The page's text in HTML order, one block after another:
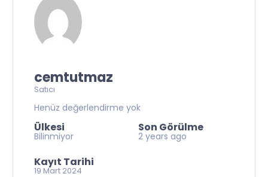
cemtutmaz
Satıcı
Henüz değerlendirme yok
Ülkesi
Bilinmiyor
Son Görülme
2 years ago
Kayıt Tarihi
19 Mart 2024